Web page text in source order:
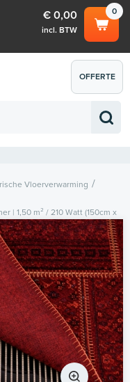
0
€ 0,00
incl. BTW
€ 0,00
OFFERTE
AANVRAGEN
Vloerverwarming
| 1,50 m² / 210 Watt (150cm x